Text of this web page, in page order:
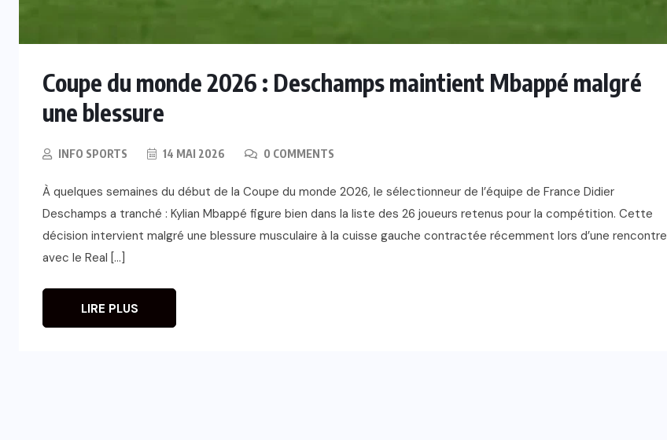
Coupe du monde 2026 : Deschamps maintient Mbappé malgré
une blessure
INFO SPORTS 14 MAI 2026 0 COMMENTS
À quelques semaines du début de la Coupe du monde 2026, le sélectionneur de l’équipe de France Didier
Deschamps a tranché : Kylian Mbappé figure bien dans la liste des 26 joueurs retenus pour la compétition. Cette
décision intervient malgré une blessure musculaire à la cuisse gauche contractée récemment lors d’une rencontre
avec le Real […]
LIRE PLUS
Court remporte la 6e étape,